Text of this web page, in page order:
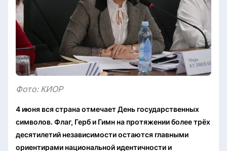
Фото: КИОР
4 июня вся страна отмечает День государственных
символов. Флаг, Герб и Гимн на протяжении более трёх
десятилетий независимости остаются главными
ориентирами национальной идентичности и